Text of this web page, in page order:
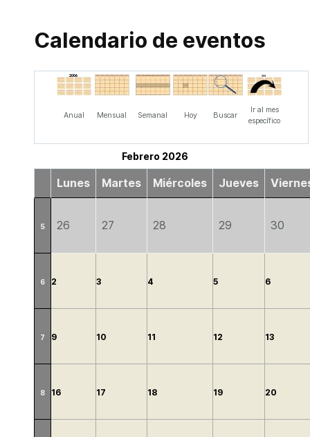
Calendario de eventos
Anual Mensual Semanal Hoy Buscar
Ir al mes
específico
Febrero 2026
Lunes Martes Miércoles Jueves
5 26 27 28 29 30
6 2 3 4 5 6
7 9 10 11 12 13
8 16 17 18 19 20